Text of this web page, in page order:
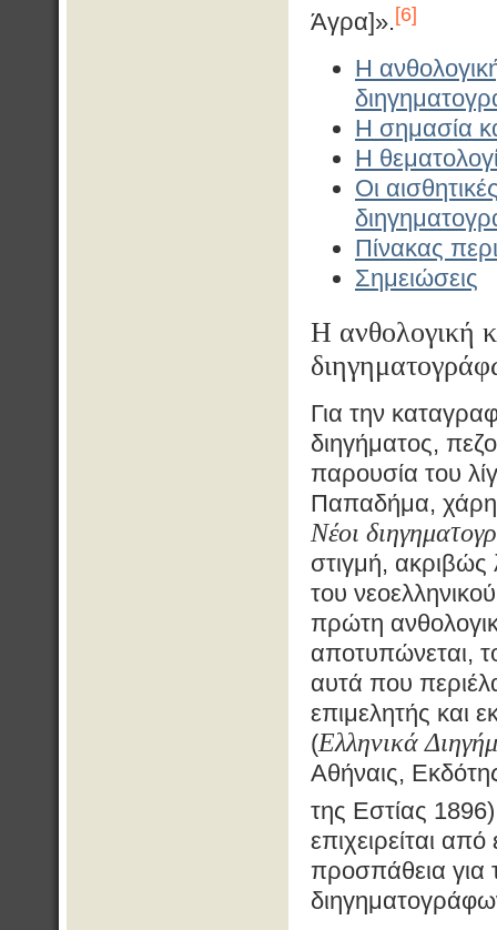
Άγρα]».[6]
Η
Η σημασία
Η
Οι
Πίνακας
Σημειώσεις
Η ανθολογική
Για την
διηγήματος,
παρουσία του
Παπαδήμα, χάρη
Νέοι
στιγμή, ακριβώς
του
πρώτη
αποτυπώνεται,
αυτά που
επιμελητής και
(Ελληνικά
Αθήναις,
της Εστίας
επιχειρείται
προσπάθεια για